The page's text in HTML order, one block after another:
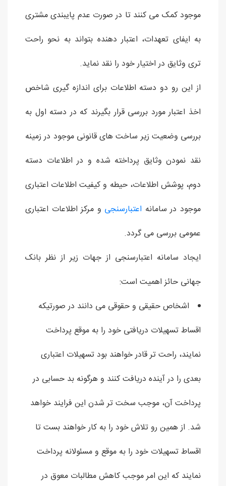
موجود کمک می کنند تا در صورت عدم پایبندی مشتری
به ایفای تعهدات، اعتبار دهنده بتواند به نحو راحت
تری وثایق در اختیار خود را نقد نماید.
از این رو دو دسته اطلاعات برای اندازه گیری شاخص
اخذ اعتبار مورد بررسی قرار بگیرند که در دسته اول به
بررسی وضعیت زیر ساخت های قانونی موجود در زمینه
نقد نمودن وثایق پرداخته شده و در اطلاعات دسته
دوم، پوشش اطلاعات، حیطه و کیفیت اطلاعات اعتباری
موجود در سامانه اعتبارسنجی و مرکز اطلاعات اعتباری
عمومی بررسی می گردد.
ایجاد سامانه اعتبارسنجی از جهات زیر از نظر بانک
جهانی حائز اهمیت است:
اشخاص حقیقی و حقوقی می دانند در صورتیکه
اقساط تسهیلات دریافتی خود را به موقع پرداخت
نمایند، راحت تر قادر خواهند بود تسهیلات اعتباری
بعدی را در آینده دریافت کنند و هرگونه بد حسابی در
پرداخت آن، موجب سخت تر شدن این فرایند خواهد
شد. از همین رو تلاش خود را به کار خواهند بست تا
اقساط تسهیلات خود را به موقع و مسئولانه پرداخت
نمایند که این امر موجب کاهش مطالبات معوق در